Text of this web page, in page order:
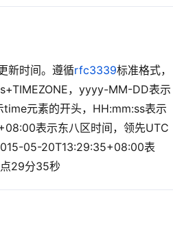
新时间。遵循rfc3339标准格式，
，yyyy-MM-DD表示
元素的开头，HH:mm:ss表示
表示东八区时间，领先UTC
05-20T13:29:35+08:00表
29分35秒